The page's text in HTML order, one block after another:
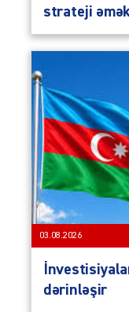
strateji
03.08.2026
dərinləşir